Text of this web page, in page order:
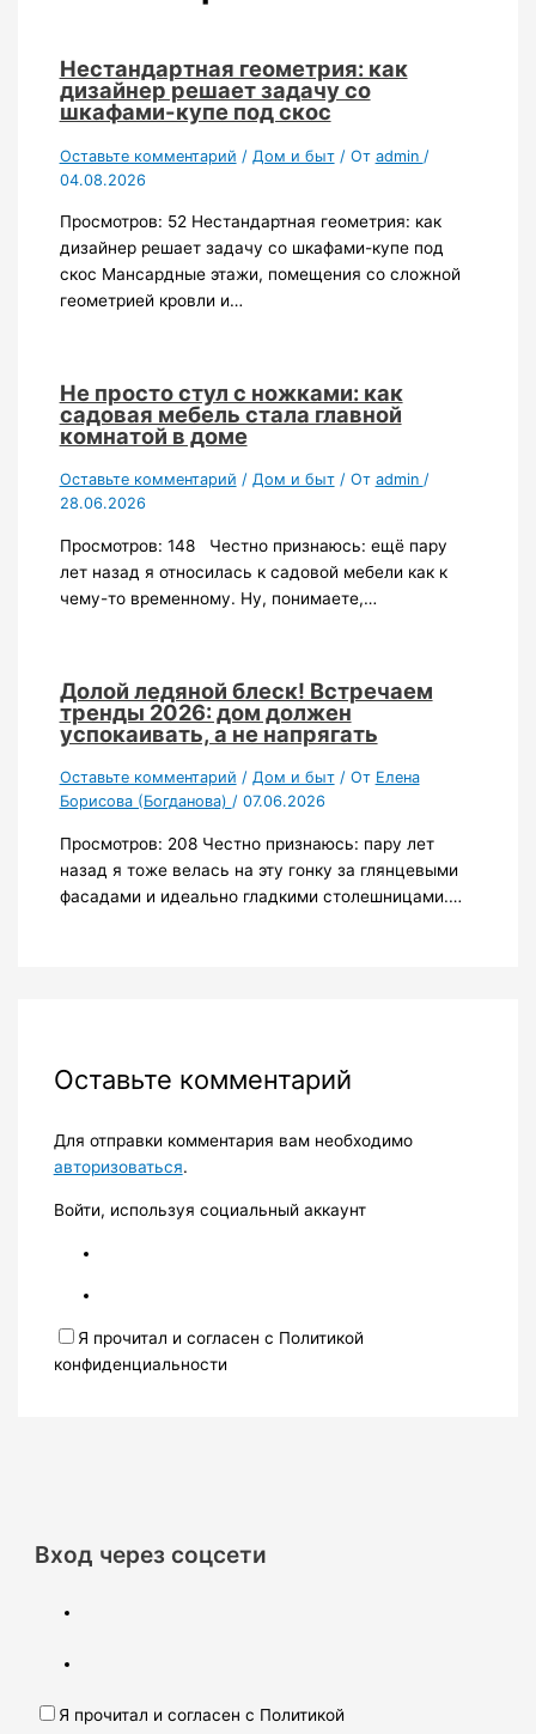
Нестандартная геометрия: как
дизайнер решает задачу со
шкафами-купе под скос
Оставьте комментарий / Дом и быт/ От admin /
04.08.2026
Просмотров: 52 Нестандартная геометрия: как
дизайнер решает задачу со шкафами-купе под
скос Мансардные этажи, помещения со сложной
геометрией кровли и…
Не просто стул с ножками: как
садовая мебель стала главной
комнатой в доме
Оставьте комментарий / Дом и быт/ От admin /
28.06.2026
Просмотров: 148 Честно признаюсь: ещё пару
лет назад я относилась к садовой мебели как к
чему-то временному. Ну, понимаете,…
Долой ледяной блеск! Встречаем
тренды 2026: дом должен
успокаивать, а не напрягать
Оставьте комментарий / Дом и быт/ От Елена
Борисова (Богданова) / 07.06.2026
Просмотров: 208 Честно признаюсь: пару лет
назад я тоже велась на эту гонку за глянцевыми
фасадами и идеально гладкими столешницами.…
Оставьте комментарий
Для отправки комментария вам необходимо
авторизоваться.
Войти, используя социальный аккаунт
Я прочитал и согласен с Политикой
конфиденциальности
Вход через соцсети
Я прочитал и согласен с Политикой